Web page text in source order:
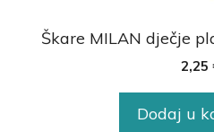
Škare MILAN dječje
2,25
Dodaj u